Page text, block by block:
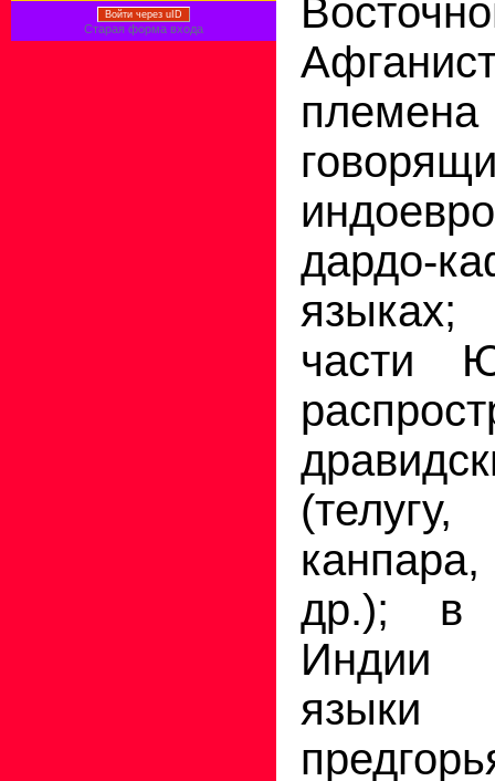
Войти через uID
Старая форма входа
дардо-
части
др.); в
Индии